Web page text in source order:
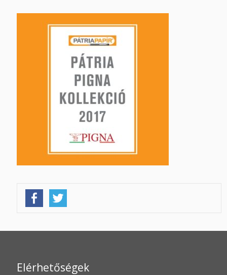
Elérhetőségek